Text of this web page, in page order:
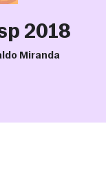
2018
Miranda